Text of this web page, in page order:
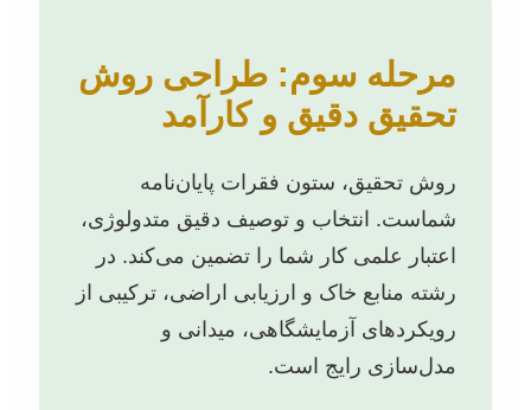
مرحله سوم: طراحی روش
تحقیق دقیق و کارآمد
روش تحقیق، ستون فقرات پایان‌نامه
شماست. انتخاب و توصیف دقیق متدولوژی،
اعتبار علمی کار شما را تضمین می‌کند. در
رشته منابع خاک و ارزیابی اراضی، ترکیبی از
رویکردهای آزمایشگاهی، میدانی و
مدل‌سازی رایج است.